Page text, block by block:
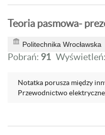
Teoria pasmowa-
Politechnika Wrocławska
Pobrań: 91 Wyświetleń:
Notatka porusza między
Przewodnictwo elektryczne